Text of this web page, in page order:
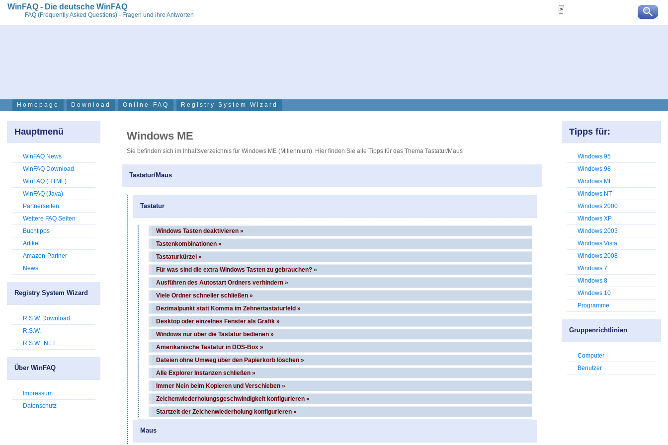
WinFAQ - Die deutsche WinFAQ
FAQ (Frequently Asked Questions) - Fragen und ihre Antworten
Homepage Download Online-FAQ Registry System Wizard
Tipps für:
Windows 95
Windows 98
Windows ME
Windows NT
Windows 2000
Windows XP
Windows 2003
Windows Vista
Windows 2008
Windows 7
Windows 8
Windows 10
Programme
Gruppenrichtlinien
Computer
Benutzer
Windows ME
Sie befinden sich im Inhaltsverzeichnis für Windows ME (Millennium). Hier finden Sie alle Tipps für das Thema Tastatur/Maus
Tastatur/Maus
Tastatur
Windows Tasten deaktivieren »
Tastenkombinationen »
Tastaturkürzel »
Für was sind die extra Windows Tasten zu gebrauchen? »
Ausführen des Autostart Ordners verhindern »
Viele Ordner schneller schließen »
Dezimalpunkt statt Komma im Zehnertastaturfeld »
Desktop oder einzelnes Fenster als Grafik »
Windows nur über die Tastatur bedienen »
Amerikanische Tastatur in DOS-Box »
Dateien ohne Umweg über den Papierkorb löschen »
Alle Explorer Instanzen schließen »
Immer Nein beim Kopieren und Verschieben »
Zeichenwiederholungsgeschwindigkeit konfigurieren »
Startzeit der Zeichenwiederholung konfigurieren »
Maus
Hauptmenü
WinFAQ News
WinFAQ Download
WinFAQ (HTML)
WinFAQ (Java)
Partnerseiten
Weitere FAQ Seiten
Buchtipps
Artikel
Amazon-Partner
News
Registry System Wizard
R.S.W. Download
R.S.W.
R.S.W. .NET
Über WinFAQ
Impressum
Datenschutz